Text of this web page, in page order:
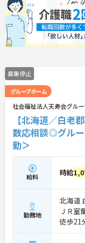
募集停止
グループホーム
社会福祉法人天寿会グル
【北海道／白老
数応相談◎グル
勤＞
給料 時給
勤務地
北海道
ＪＲ室
徒歩21